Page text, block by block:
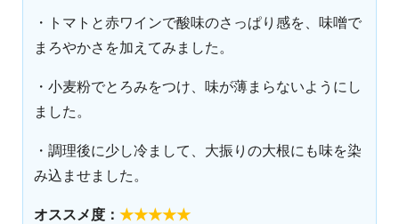
・トマトと赤ワインで酸味のさっぱり感を、味噌で
まろやかさを加えてみました。
・小麦粉でとろみをつけ、味が薄まらないようにし
ました。
・調理後に少し冷まして、大振りの大根にも味を染
み込ませました。
オススメ度： ★★★★★